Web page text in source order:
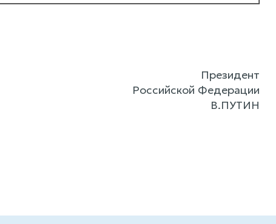
Президент
Российской Федерации
В.ПУТИН